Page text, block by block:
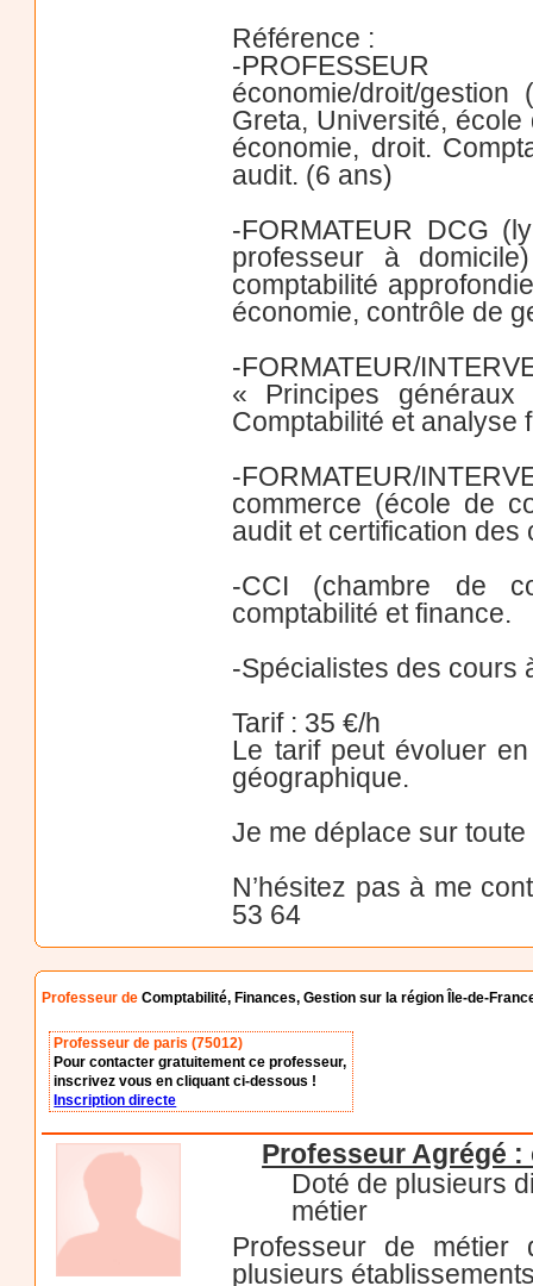
Référence :
-PROFESSEUR
économie/droit/
Greta, Université,
économie, droit.
audit. (6 ans)
-FORMATEUR DCG
professeur à
comptabilité
économie, contrôle de
-FORMATEUR/
« Principes généraux
Comptabilité et analyse
-FORMATEUR/
commerce (école de
audit et certification
-CCI (chambre de
comptabilité et finance.
-Spécialistes des cours
Tarif : 35 €/h
Le tarif peut évoluer
géographique.
Je me déplace sur toute
N’hésitez pas à me
53 64
Professeur deComptabilité, Finances, Gestion sur la région Île-de-
Professeur de paris (75012)
Pour contacter gratuitement ce professeur,
inscrivez vous en cliquant ci-dessous !
Inscription directe
Professeur Agrégé
Doté de plusieurs
métier
Professeur de
plusieurs